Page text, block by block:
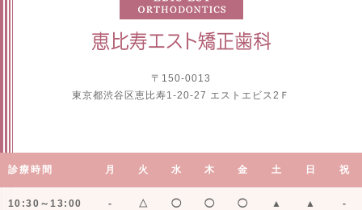
〒150-0013
東京都渋谷区恵比寿1-20-27 エストエビス2Ｆ
診療時間 月 火 水 木 金 土 日 祝
10:30～13:00 - △ ◯ ◯ ◯ ▲ ▲ -